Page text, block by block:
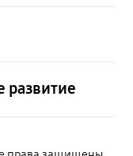
развитие